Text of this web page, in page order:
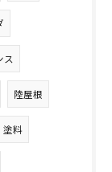
ス
陸屋根
塗料